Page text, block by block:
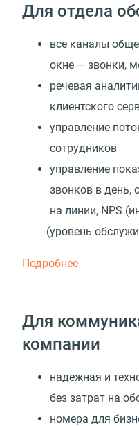
Для отдела
все каналы
окне — звонки,
речевая
клиентского
управление
сотрудников
управление
звонков в день,
на линии, NPS (
(уровень
Подробнее
Для
компании
надежная и
без затрат на
номера для